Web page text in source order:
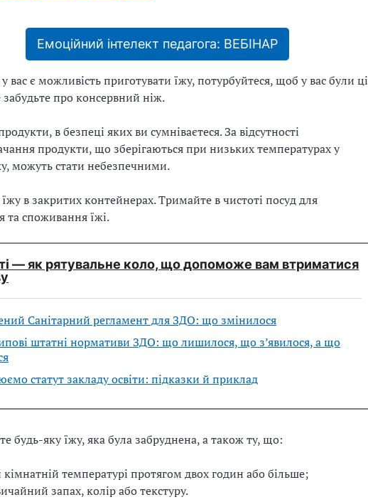
Емоційний інтелект педагога: ВЕБІНАР
вас є можливість приготувати їжу, потурбуйтеся, щоб у вас були ці
про консервний ніж.
в безпеці яких ви сумніваєтеся. За відсутності
продукти, що зберігаються при низьких температурах у
можуть стати небезпечними.
їжу в закритих контейнерах. Тримайте в чистоті посуд для
та споживання їжі.
— як рятувальне коло, що допоможе вам втриматися
Санітарний регламент для ЗДО: що змінилося
штатні нормативи ЗДО: що лишилося, що з’явилося, а що
статут закладу освіти: підказки й приклад
будь-яку їжу, яка була забруднена, а також ту, що:
температурі протягом двох годин або більше;
запах, колір або текстуру.